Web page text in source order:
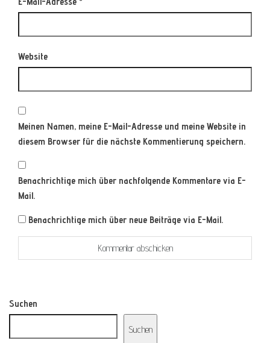
Website
Meinen Namen, meine E-Mail-Adresse und meine Website in
diesem Browser für die nächste Kommentierung speichern.
Benachrichtige mich über nachfolgende Kommentare via E-
Mail.
Benachrichtige mich über neue Beiträge via E-Mail.
Suchen
Suchen